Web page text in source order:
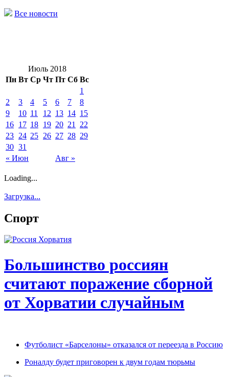
Все новости
Июль 2018
Пн Вт Ср Чт Пт Сб Вс
« Июн Авг »
1
2
3 4 5 6 7
8
9
10 11 12 13 14 15
16 17 18 19 20 21
22
23 24 25 26 27 28 29
30 31
Loading...
Загрузка...
Спорт
Большинство россиян
считают поражение сборной
от Хорватии случайным
Футболист «Барселоны» отказался от переезда в Россию
Роналду будет приговорен к двум годам тюрьмы